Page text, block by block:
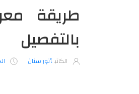
طريقة
بالتفصيل
الكاتب أنور سنان